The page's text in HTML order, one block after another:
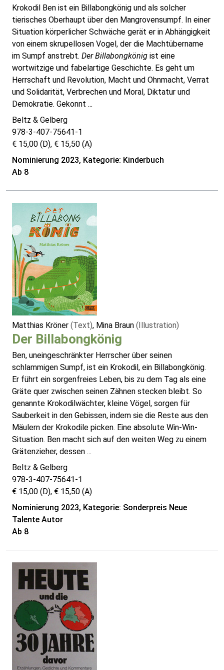
Krokodil Ben ist ein Billabongkönig und als solcher
tierisches Oberhaupt über den Mangrovensumpf. In einer
Situation körperlicher Schwäche gerät er in Abhängigkeit
von einem skrupellosen Vogel, der die Machtübername
im Sumpf anstrebt. Der Billabongkönig ist eine
wortwitzige und fabelartige Geschichte. Es geht um
Herrschaft und Revolution, Macht und Ohnmacht, Verrat
und Solidarität, Verbrechen und Moral, Diktatur und
Demokratie. Gekonnt ...
Beltz & Gelberg
978-3-407-75641-1
€ 15,00 (D), € 15,50 (A)
Nominierung 2023, Kategorie: Kinderbuch
Ab 8
Matthias Kröner (Text), Mina Braun (Illustration)
Der Billabongkönig
Ben, uneingeschränkter Herrscher über seinen
schlammigen Sumpf, ist ein Krokodil, ein Billabongkönig.
Er führt ein sorgenfreies Leben, bis zu dem Tag als eine
Gräte quer zwischen seinen Zähnen stecken bleibt. So
genannte Krokodilwächter, kleine Vögel, sorgen für
Sauberkeit in den Gebissen, indem sie die Reste aus den
Mäulern der Krokodile picken. Eine absolute Win-Win-
Situation. Ben macht sich auf den weiten Weg zu einem
Grätenzieher, dessen ...
Beltz & Gelberg
978-3-407-75641-1
€ 15,00 (D), € 15,50 (A)
Nominierung 2023, Kategorie: Sonderpreis Neue
Talente Autor
Ab 8